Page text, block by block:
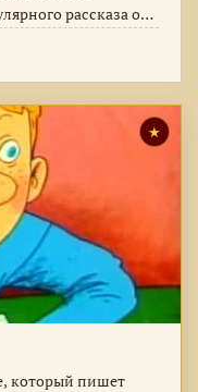
рассказа о
★
который пишет